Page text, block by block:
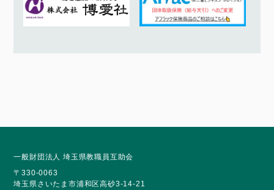
一般財団法人 埼玉県教職員互助会
〒330-0063
埼玉県さいたま市浦和区高砂3-14-21